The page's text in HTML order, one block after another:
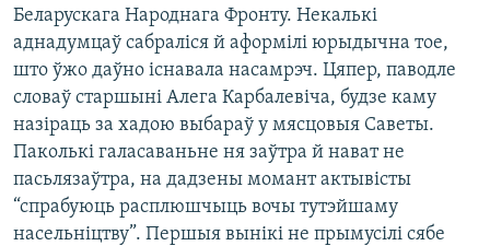
Беларускага Народнага Фронту. Некалькі
аднадумцаў сабраліся й аформілі юрыдычна тое,
што ўжо даўно існавала насамрэч. Цяпер, паводле
словаў старшыні Алега Карбалевіча, будзе каму
назіраць за хадою выбараў у мясцовыя Саветы.
Паколькі галасаваньне ня заўтра й нават не
пасьлязаўтра, на дадзены момант актывісты
“спрабуюць расплюшчыць вочы тутэйшаму
насельніцтву”. Першыя вынікі не прымусілі сябе